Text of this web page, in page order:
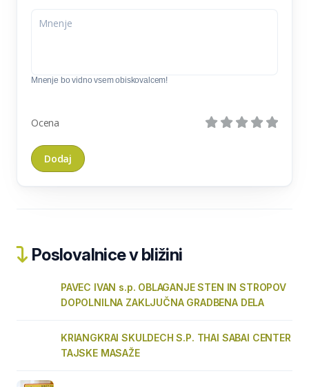
Mnenje bo vidno vsem obiskovalcem!
Ocena
Poslovalnice v bližini
PAVEC IVAN s.p. OBLAGANJE STEN IN STROPOV
DOPOLNILNA ZAKLJUČNA GRADBENA DELA
KRIANGKRAI SKULDECH S.P. THAI SABAI CENTER
TAJSKE MASAŽE